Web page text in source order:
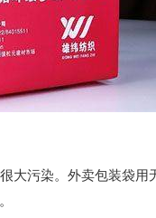
污染。外卖包装袋用